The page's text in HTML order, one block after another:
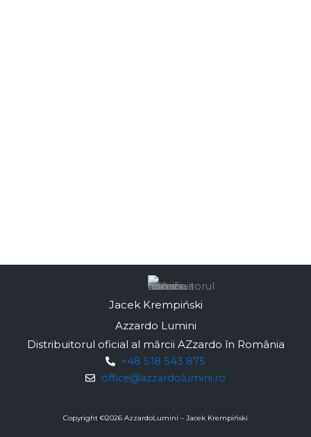
Jacek Krempiński
Azzardo Lumini
Distribuitorul oficial al mărcii AZzardo în România
+48 518 543 875
office@azzardolumini.ro
Copyright ©2026 AzzardoLumini – Jacek Krempiński